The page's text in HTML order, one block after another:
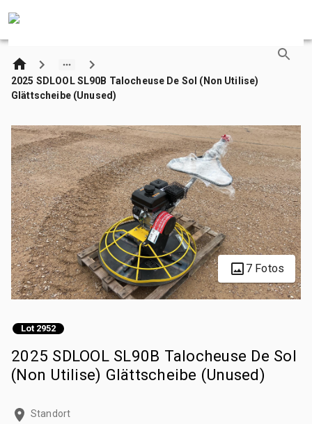
2025 SDLOOL SL90B Talocheuse De Sol (Non Utilise)
Glättscheibe (Unused)
7 Fotos
Lot 2952
2025 SDLOOL SL90B Talocheuse De Sol
(Non Utilise) Glättscheibe (Unused)
Standort